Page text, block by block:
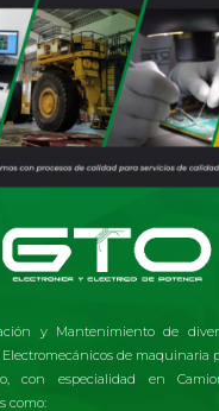
y Mantenimiento de
de maquinaria
con especialidad en
como: